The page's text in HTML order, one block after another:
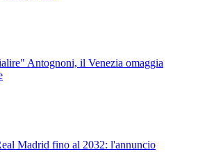
Antognoni, il Venezia omaggia
Madrid fino al 2032: l'annuncio